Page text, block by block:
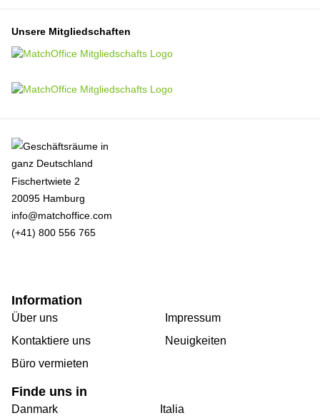
Unsere Mitgliedschaften
Fischertwiete 2
20095 Hamburg
info@matchoffice.com
(+41) 800 556 765
Information
Über uns
Kontaktiere uns
Büro vermieten
Impressum
Neuigkeiten
Finde uns in
Danmark
Italia